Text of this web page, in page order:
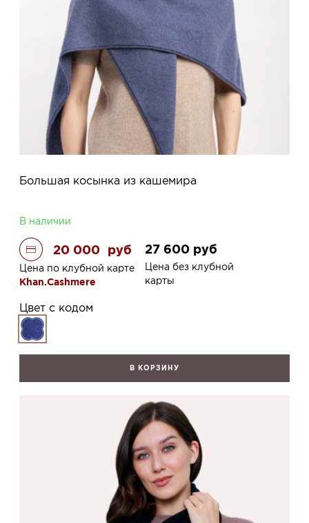
Большая косынка из кашемира
В наличии
20 000 руб
Цена по клубной карте
Khan.Cashmere
27 600 руб
Цена без клубной
карты
Цвет с кодом
В КОРЗИНУ